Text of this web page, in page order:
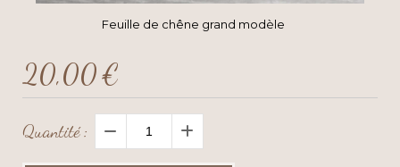
Feuille de chêne grand modèle
20,00€
Quantité :